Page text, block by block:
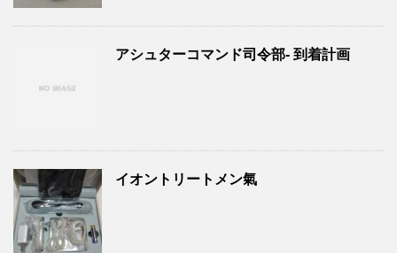
アシュターコマンド司令部- 到着計画
イオントリートメン氣